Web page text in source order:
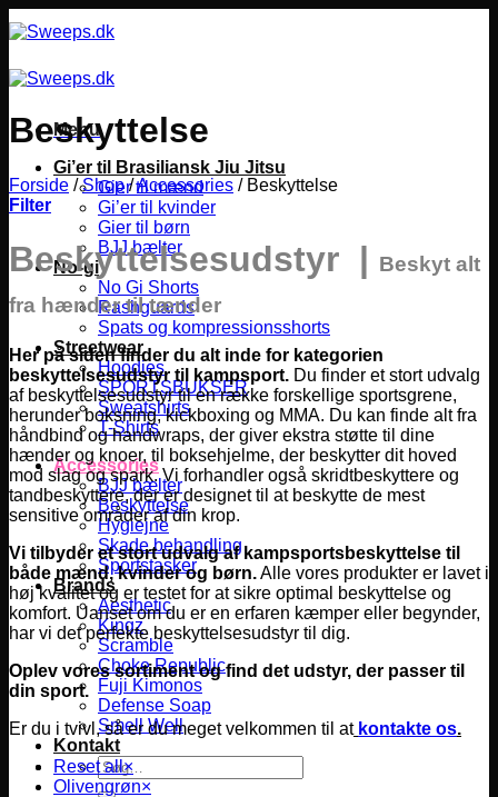
til
Menu
Gi’er til Brasiliansk Jiu Jitsu
Gier til mænd
Gi’er til kvinder
Gier til børn
BJJ bælter
No-gi
No Gi Shorts
Rashguards
Spats og kompressionsshorts
Streetwear
Hoodies
SPORTSBUKSER
Sweatshirts
T-Shirts
Accessories
BJJ bælter
Beskyttelse
Hygiejne
Skade behandling
Sportstasker
Brands
Aesthetic
Kingz
Scramble
Choke Republic
Fuji Kimonos
Defense Soap
Smell Well
Kontakt
Søg
efter:
Beskyttelse
Forside / Shop /Accessories /Beskyttelse
Filter
Beskyttelsesudstyr | Beskyt alt
fra hænder til tænder
Her på siden finder du alt inde for kategorien
beskyttelsesudstyr til kampsport. Du finder et stort udvalg
af beskyttelsesudstyr til en række forskellige sportsgrene,
herunder boksning, kickboxing og MMA. Du kan finde alt fra
håndbind og handwraps, der giver ekstra støtte til dine
hænder og knoer, til boksehjelme, der beskytter dit hoved
mod slag og spark. Vi forhandler også skridtbeskyttere og
tandbeskyttere, der er designet til at beskytte de mest
sensitive områder af din krop.
Vi tilbyder et stort udvalg af kampsportsbeskyttelse til
både mænd, kvinder og børn.Alle vores produkter er lavet i
høj kvalitet og er testet for at sikre optimal beskyttelse og
komfort. Uanset om du er en erfaren kæmper eller begynder,
har vi det perfekte beskyttelsesudstyr til dig.
Oplev vores sortiment og find det udstyr, der passer til
din sport.
Er du i tvivl, så er du meget velkommen til at kontakte os.
Reset all×
Olivengrøn×